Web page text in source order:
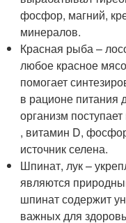
фосфор, магний,
минералов.
Красная рыба –
любое красное
помогает
в рационе питания
организм
, витамин D,
источник селена.
Шпинат, лук –
являются
шпинат содержит
важных для